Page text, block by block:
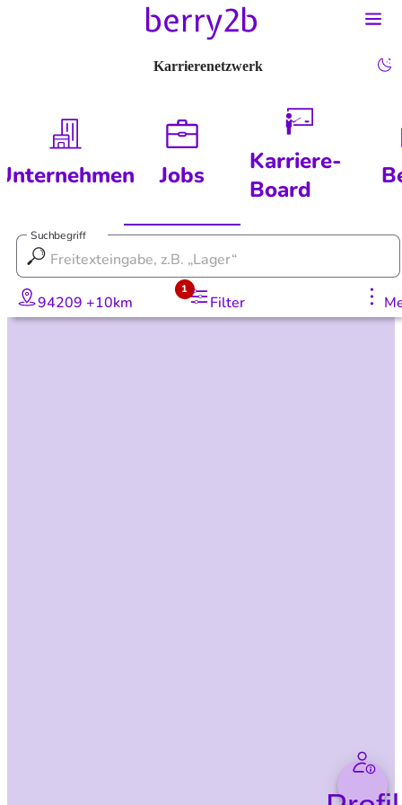
Karrierenetzwerk
Jobs
Karriere-
Board
Suchbegriff
94209 +10km Filter
1